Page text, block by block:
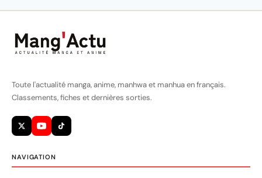
Toute l'actualité manga, anime, manhwa et manhua en français.
Classements, fiches et dernières sorties.
NAVIGATION